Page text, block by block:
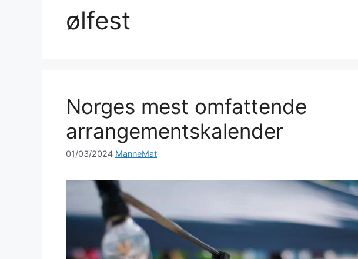
ølfest
Norges mest omfattende
arrangementskalender
01/03/2024 ManneMat